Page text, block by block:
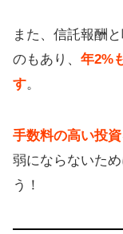
また、信託報酬
のもあり、 年2%
す。
手数料の高い投
弱にならないた
う！